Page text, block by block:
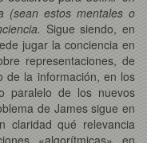
(sean estos mentales o
Sigue siendo, en
jugar la conciencia en
representaciones, de
de la información, en los
paralelo de los nuevos
de James sigue en
claridad qué relevancia
«algorítmicas» en